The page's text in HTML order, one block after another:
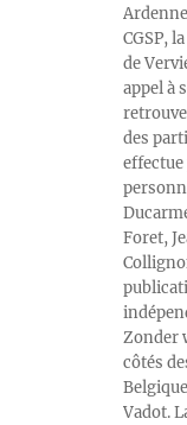
CGSP,
de
appel à
des
Foret,
Zonder
côtés
Vadot.